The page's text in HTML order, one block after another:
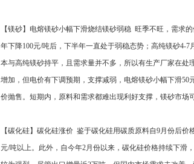
【镁砂】电熔镁砂小幅下滑烧结镁砂弱稳 旺季不旺，需求
年下降100元/吨后，下半年一直处于弱稳态势；高纯镁砂4-
本与高纯镁砂持平，且需求量并不多，所以有生产厂家在
增加，但电价有下调预期，支撑减弱，电熔镁砂小幅下滑
价抛售。短期内，原料和需求都难出现利好支撑，镁砂市场
【碳化硅】碳化硅涨价 鉴于碳化硅用碳质原料自9月份后
元/吨以上。此外，自今年2月份以来，碳化硅价格持续下滑